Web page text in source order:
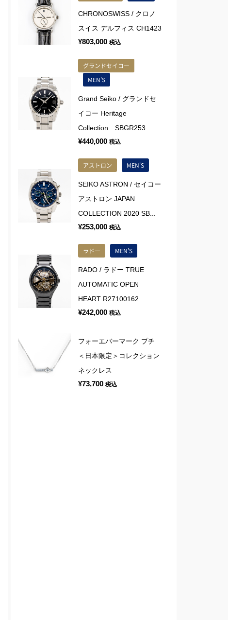
CHRONOSWISS / クロノ
スイス デルフィス CH1423
¥803,000 税込
グランドセイコー
MEN'S
Grand Seiko / グランドセ
イコー Heritage
Collection SBGR253
¥440,000 税込
アストロン MEN'S
SEIKO ASTRON / セイコー
アストロン JAPAN
COLLECTION 2020 SB...
¥253,000 税込
ラドー MEN'S
RADO / ラドー TRUE
AUTOMATIC OPEN
HEART R27100162
¥242,000 税込
フォーエバーマーク プチ
＜日本限定＞コレクション
ネックレス
¥73,700 税込